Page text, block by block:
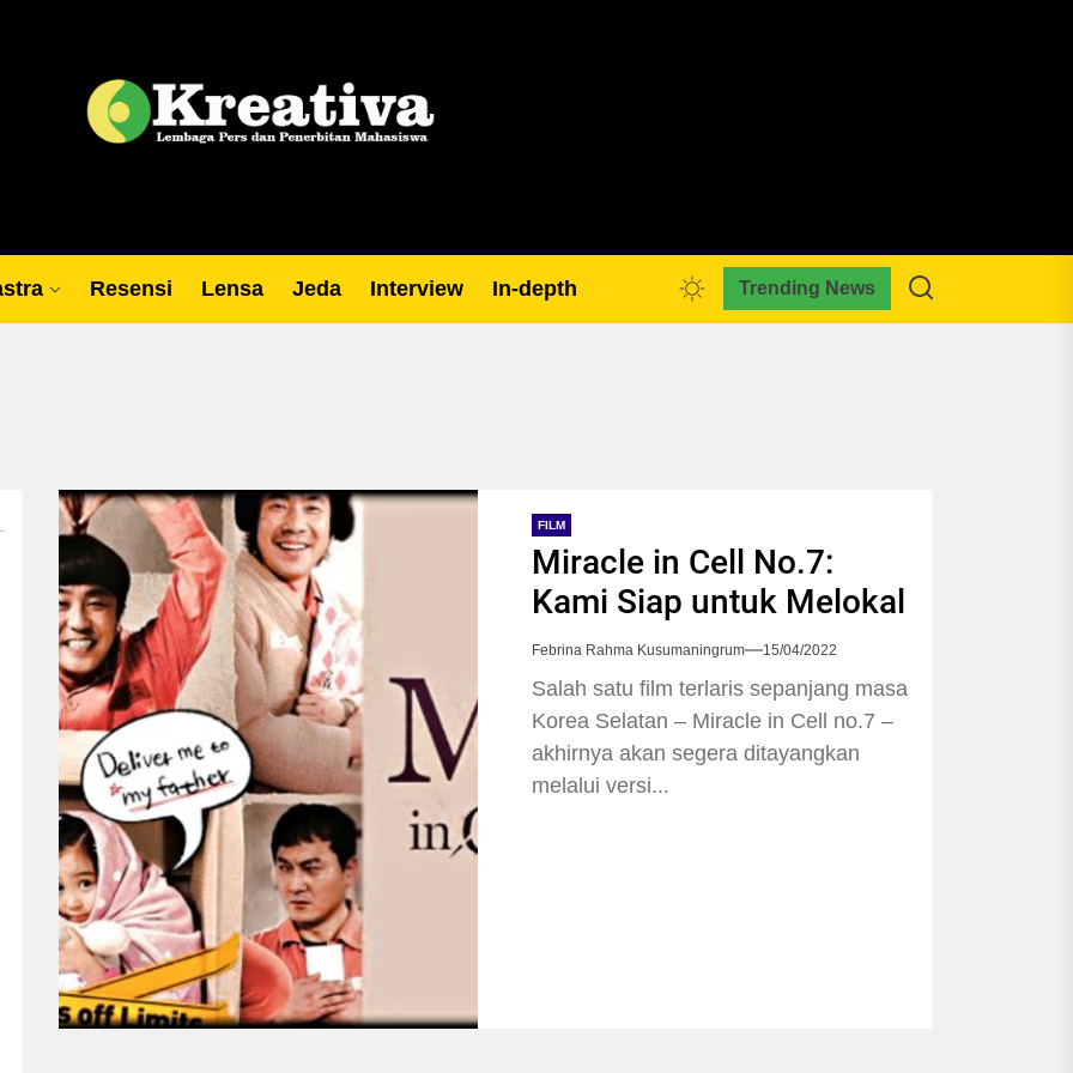
Resensi Lensa Jeda Interview In-depth Trending News
FILM
Miracle in Cell No.7:
Kami Siap untuk Melokal
Febrina Rahma Kusumaningrum 15/04/2022
Salah satu film terlaris sepanjang masa
Korea Selatan – Miracle in Cell no.7 –
akhirnya akan segera ditayangkan
melalui versi...